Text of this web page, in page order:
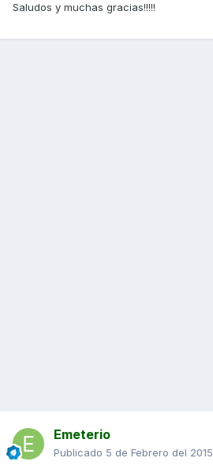
Saludos y muchas gracias!!!!!
Emeterio
Publicado 5 de Febrero del 2015